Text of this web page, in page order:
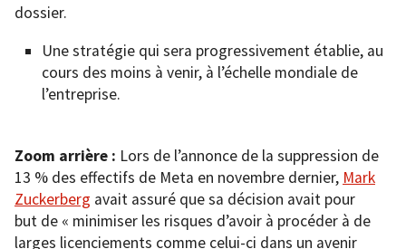
dossier.
Une stratégie qui sera progressivement établie, au
cours des moins à venir, à l’échelle mondiale de
l’entreprise.
Zoom arrière : Lors de l’annonce de la suppression de
13 % des effectifs de Meta en novembre dernier, Mark
Zuckerberg avait assuré que sa décision avait pour
but de « minimiser les risques d’avoir à procéder à de
larges licenciements comme celui-ci dans un avenir